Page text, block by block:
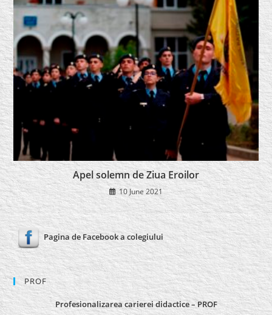
Apel solemn de Ziua Eroilor
10 June 2021
Pagina de Facebook a colegiului
PROF
Profesionalizarea carierei didactice – PROF